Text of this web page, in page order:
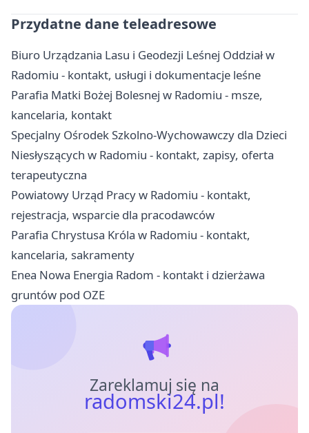
Przydatne dane teleadresowe
Biuro Urządzania Lasu i Geodezji Leśnej Oddział w
Radomiu - kontakt, usługi i dokumentacje leśne
Parafia Matki Bożej Bolesnej w Radomiu - msze,
kancelaria, kontakt
Specjalny Ośrodek Szkolno-Wychowawczy dla Dzieci
Niesłyszących w Radomiu - kontakt, zapisy, oferta
terapeutyczna
Powiatowy Urząd Pracy w Radomiu - kontakt,
rejestracja, wsparcie dla pracodawców
Parafia Chrystusa Króla w Radomiu - kontakt,
kancelaria, sakramenty
Enea Nowa Energia Radom - kontakt i dzierżawa
gruntów pod OZE
Zareklamuj się na
radomski24.pl!